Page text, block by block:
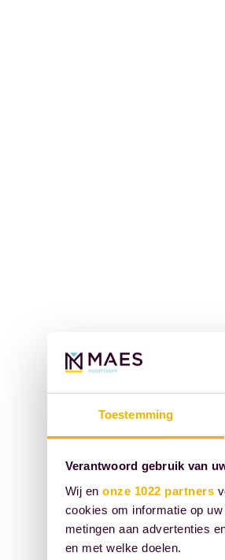
Toestemming
Verantwoord gebruik van
Wij en onze 1022 partners
cookies om informatie op
metingen aan advertenties
en met welke doelen.